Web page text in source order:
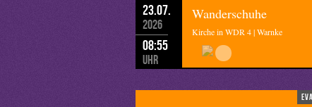
23.07.
2026
08:55
Uhr
Wanderschuhe
Kirche in WDR 4 | Warnke